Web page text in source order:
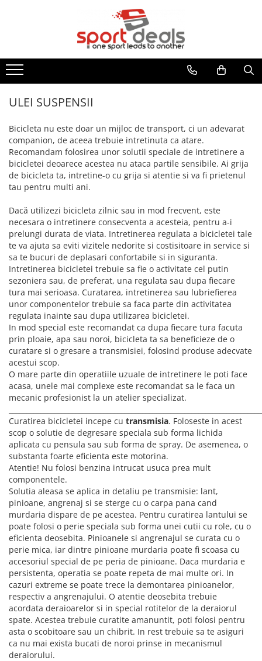
BICICLETE MOUNTAIN BIKE
BICICLETE MTB-HT
BICICLETE MTB-FS
FAT BIKE
BICICLETE BMX/DIRT
BICICLETE ORAS-TREKKING
BICICLETE PLIABILE
BICICLETE COPII
24" (varsta peste 10 ani)
20" (varsta 7-10 ani)
18" (varsta 5-7 ani)
16" (varsta 4-6 ani)
14" (varsta 3-5 ani)
12" (varsta 2-4 ani)
BALANCE BIKE (varsta 2-3 ani)
ACCESORII/COMPONENTE
ACCESORII BICICLETE
ACCESORII TELEFON
DEGRESANTI
APARATORI NOROI
BIDONASE/SUPORTI
CICLOCOMPUTERE/CEASURI/GPS
CRICURI
ROTI AJUTATOARE
LUMINI
POMPE
PORTBAGAJE / COSURI
SCULE DEPANARE
SONERII
ALTE ACCESORII
SUPORTI/STANDURI
SCAUNE COPII
COMPONENTE
ANVELOPE SI CAMERE
CADRE SI PIESE
DIRECTIE
FRANE
FURCI SI AMORTIZOARE
PEDALE SI ACCESORII
PIESE E-BIKE
ROTI SI PIESE
RULMENTI
SEI SI COMPONENTE
TRANSMISIE
PEDALIERE
ECHIPAMENT CICLISM
CASTI CICLISM
GENTI/COBURI/ BORSETE
BORSETE
RUCSACI
COSTUME TRIATLON
IMBRACAMINTE
BLUZE
JACHETE
PANTALONI
TRICOURI
VESTE
HANORACE
INCALTAMINTE
HUSE PANTOFI
PANTOFI CASUAL
PANTOFI CICLISM
MANUSI
OCHELARI
LENTILE
OCHELARI CASUAL
OCHELARI CICLISM
PROTECTII/ARMURI
ARMURI
PROTECTII COATE
PROTECTII GENUNCHI
ALTE PROTECTII
PANTALONI PROTECTIE
RECUPERARE SI INGRIJIRE
SEPCI /CACIULI / BANDANE
BANDANE
CACIULI
MASTI/CAGULE
SEPCI
BENZI DE ALERGARE
BICICLETE FITNESS
APARATE MULTIFUNCTIONALE
SIMULATOARE VASLIT
GANTERE/BARE/DISCURI
BARE GREUTATI
BARE TRACTIUNI
GANTERE
GREUTATI INCHEIETURI
KETTLEBELL
ACCESORII FITNESS
PROSOAPE FITNESS/YOGA
BANDAJE/PROTECTII/RECUPERARE
FLEXORI
SALTELE/COVOARE/PAVAJE
SPORT FIT
MASAJ
ARTICOLE INOT
ACCESORII
CASTI INOT
COSTUME DE BAIE
PAPUCI
OCHELARI INOT
PLUTE INOT
VESTE INOT
SPORTURI DE IARNA
TRAMBULINE
OUTDOOR
MOBILITATE URBANA
TROTINETE ELECTRICE
TROTINETE
ACCESORII TROTINETE
CAMERE TROTINETE
PIESE TROTINETE
ROLE
ULEI SUSPENSII
Bicicleta nu este doar un mijloc de transport, ci un adevarat
companion, de aceea trebuie intretinuta ca atare.
Recomandam folosirea unor solutii speciale de intretinere a
bicicletei deoarece acestea nu ataca partile sensibile. Ai grija
de bicicleta ta, intretine-o cu grija si atentie si va fi prietenul
tau pentru multi ani.
Dacă utilizezi bicicleta zilnic sau in mod frecvent, este
necesara o intretinere consecventa a acesteia, pentru a-i
prelungi durata de viata. Intretinerea regulata a bicicletei tale
te va ajuta sa eviti vizitele nedorite si costisitoare in service si
sa te bucuri de deplasari confortabile si in siguranta.
Intretinerea bicicletei trebuie sa fie o activitate cel putin
sezoniera sau, de preferat, una regulata sau dupa fiecare
tura mai serioasa. Curatarea, intretinerea sau lubriefierea
unor componentelor trebuie sa faca parte din activitatea
regulata inainte sau dupa utilizarea bicicletei.
In mod special este recomandat ca dupa fiecare tura facuta
prin ploaie, apa sau noroi, bicicleta ta sa beneficieze de o
curatare si o gresare a transmisiei, folosind produse adecvate
acestui scop.
O mare parte din operatiile uzuale de intretinere le poti face
acasa, unele mai complexe este recomandat sa le faca un
mecanic profesionist la un atelier specializat.
Curatirea bicicletei incepe cu transmisia. Foloseste in acest
scop o solutie de degresare speciala sub forma lichida
aplicata cu pensula sau sub forma de spray. De asemenea, o
substanta foarte eficienta este motorina.
Atentie! Nu folosi benzina intrucat usuca prea mult
componentele.
Solutia aleasa se aplica in detaliu pe transmisie: lant,
pinioane, angrenaj si se sterge cu o carpa pana cand
murdaria dispare de pe acestea. Pentru curatirea lantului se
poate folosi o perie speciala sub forma unei cutii cu role, cu o
eficienta deosebita. Pinioanele si angrenajul se curata cu o
perie mica, iar dintre pinioane murdaria poate fi scoasa cu
accesoriul special de pe peria de pinioane. Daca murdaria e
persistenta, operatia se poate repeta de mai multe ori. In
cazuri extreme se poate trece la demontarea pinioanelor,
respectiv a angrenajului. O atentie deosebita trebuie
acordata deraioarelor si in special rotitelor de la deraiorul
spate. Acestea trebuie curatite amanuntit, poti folosi pentru
asta o scobitoare sau un chibrit. In rest trebuie sa te asiguri
ca nu mai exista bucati de noroi prinse in mecanismul
deraiorului.